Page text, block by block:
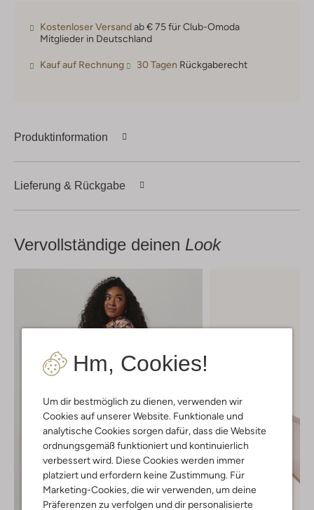
Hm, Cookies!
Um dir bestmöglich zu dienen, verwenden wir
Cookies auf unserer Website. Funktionale und
analytische Cookies sorgen dafür, dass die Website
ordnungsgemäß funktioniert und kontinuierlich
verbessert wird. Diese Cookies werden immer
platziert und erfordern keine Zustimmung. Für
Marketing-Cookies, die wir verwenden, um deine
Präferenzen zu verfolgen und dir personalisierte
Kostenloser Versandab € 75 für Club-Omoda
Mitglieder in Deutschland
Kauf auf Rechnung 30 Tagen Rückgaberecht
Produktinformation
Lieferung & Rückgabe
Vervollständige deinen Look